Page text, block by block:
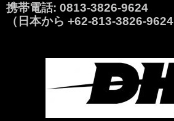
携帯電話: 0813-3826-9624
（日本から +62-813-3826-9624